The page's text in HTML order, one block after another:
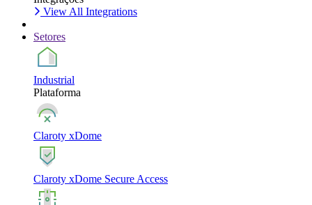
View All Integrations
Setores
Industrial
Plataforma
Claroty xDome
Claroty xDome Secure Access